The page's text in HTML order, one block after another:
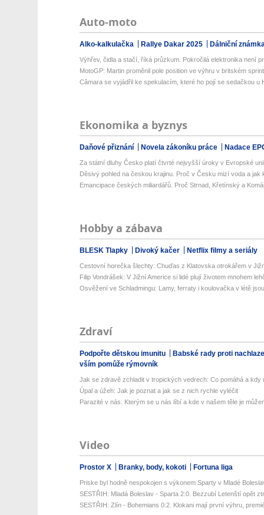
Auto-moto
Alko-kalkulačka Rallye Dakar 2025 Dálniční
Výhřev, čidla a stačí, říká průzkum. Pokročilá elektronika není
MotoGP: Martin proměnil pole position ve výhru v britském
Câmara se vyjádřil ke spekulacím, které ho pojí se sedačkou u
Ekonomika a byznys
Daňové přiznání Novela zákoníku práce Nadace
Za státní dluhy Česko platí čtvrté nejvyšší úroky v Evropské unii
Děsivý pohled na českou krajinu. Proč v Česku mizí voda a jak
Emancipace českých miliardářů. Proč Strnad, Křetínský a
Hobby a zábava
BLESK Tlapky Divoký kačer Netflix filmy a seriály
Cestovní horečka šlechty: Chuďas z Klatovska otrokářem v
Filip Vondrášek: V Jižní Americe si lidé plují životem mnohem
Osvěžení ve Schladmingu: Lamy, ferraty i koulovačka v létě
Zdraví
Podpořte dětskou imunitu
Babské rady proti
vším pomůže rýmovník
Jak se zdravě zchladit v tropických vedrech: Co pomáhá a kdy
Úpal a úžeh: Jak je poznat a jak se z nich rychle vyléčit
Parazité v nás: Kterým se u nás líbí a kde v našem těle je
Video
Prostor X Branky, body, kokoti Fortuna liga
Priske byl hodně nespokojen s výkonem Sparty v Mladé
SESTŘIH: Mladá Boleslav - Sparta 2:0. Bezzubí Letenští opět
SESTŘIH: Zlín - Bohemians 0:2. Klokani mají první výhru,